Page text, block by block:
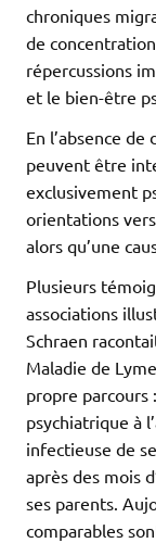
chroniques
de
répercussions
et le bien-être
En l’absence
peuvent être
exclusivement
orientations
alors qu’une
Plusieurs
associations
Schraen
Maladie de
propre parcours
psychiatrique à
infectieuse de
après des mois
ses parents.
comparables